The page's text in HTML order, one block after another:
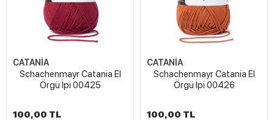
CATANİA
Schachenmayr Catania El
Örgü İpi 00425
100,00 TL
CATANİA
Schachenmayr Catania El
Örgü İpi 00426
100,00 TL